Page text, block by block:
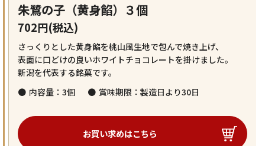
朱鷺の子（黄身餡）３個
702円(税込)
さっくりとした黄身餡を桃山風生地で包んで焼き上げ、
表面に口どけの良いホワイトチョコレートを掛けました。
新潟を代表する銘菓です。
内容量：3個
賞味期限：製造日より30日
お買い求めはこちら